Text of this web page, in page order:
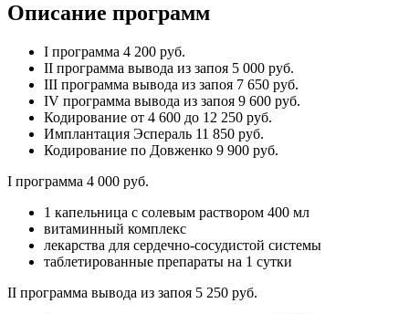
Описание программ
I программа 4 200 руб.
II программа вывода из запоя 5 000 руб.
III программа вывода из запоя 7 650 руб.
IV программа вывода из запоя 9 600 руб.
Кодирование от 4 600 до 12 250 руб.
Имплантация Эспераль 11 850 руб.
Кодирование по Довженко 9 900 руб.
I программа 4 000 руб.
1 капельница с солевым раствором 400 мл
витаминный комплекс
лекарства для сердечно-сосудистой системы
таблетированные препараты на 1 сутки
II программа вывода из запоя 5 250 руб.